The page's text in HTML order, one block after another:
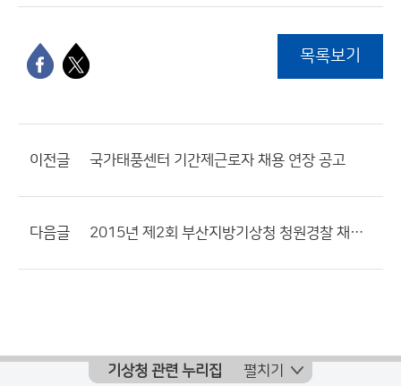
목록보기
이전글 국가태풍센터 기간제근로자 채용 연장 공고
다음글 2015년 제2회 부산지방기상청 청원경찰 채용시험 최종합격자 명단 공고
기상청 관련 누리집 펼치기